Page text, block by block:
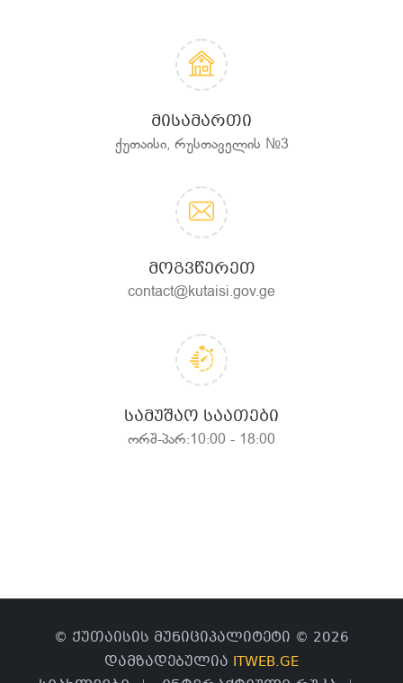
ᲛᲘᲡᲐᲛᲐᲠᲗᲘ
ქუთაისი, რუსთაველის №3
ᲛᲝᲒᲕᲬᲔᲠᲔᲗ
contact@kutaisi.gov.ge
ᲡᲐᲛᲣᲨᲐᲝ ᲡᲐᲐᲗᲔᲑᲘ
ორშ-პარ:10:00 - 18:00
© ქუთაისის მუნიციპალიტეტი © 2026
დამზადებულია ITWEB.GE